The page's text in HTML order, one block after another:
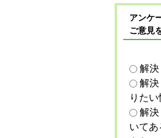
アンケ
ご意見
解
解
りた
解
いて